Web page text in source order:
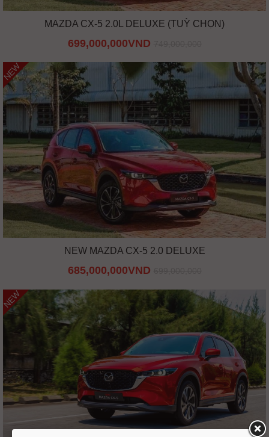
MAZDA CX-5 2.0L DELUXE (TUỲ CHỌN)
699,000,000VND
NEW
NEW MAZDA CX-5 2.0 DELUXE
685,000,000VND
NEW